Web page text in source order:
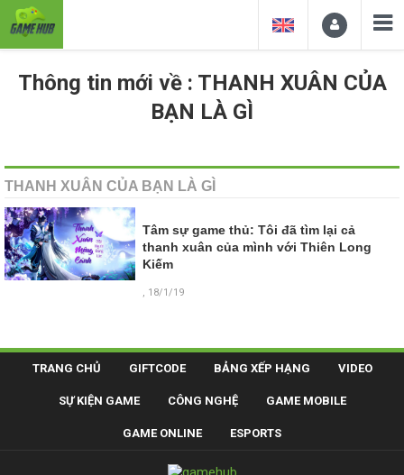
Thông tin mới về : THANH XUÂN CỦA
BẠN LÀ GÌ
THANH XUÂN CỦA BẠN LÀ GÌ
Tâm sự game thủ: Tôi đã tìm lại cả
thanh xuân của mình với Thiên Long
Kiếm
, 18/1/19
TRANG CHỦ GIFTCODE BẢNG XẾP HẠNG VIDEO
SỰ KIỆN GAME CÔNG NGHỆ GAME MOBILE
GAME ONLINE ESPORTS